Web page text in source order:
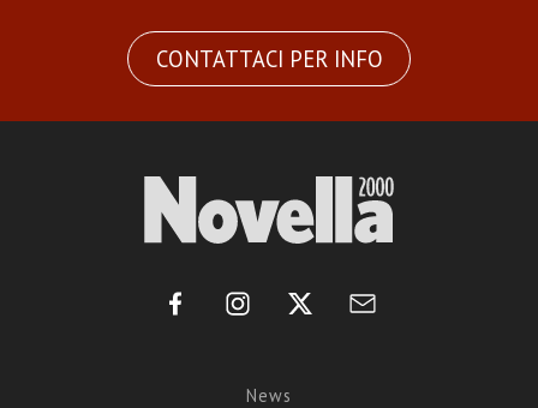
CONTATTACI PER INFO
News